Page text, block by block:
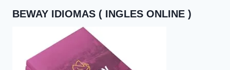
BEWAY IDIOMAS ( INGLES ONLINE )